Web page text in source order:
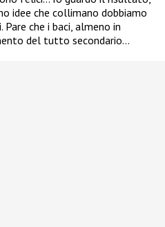
idee che collimano dobbiamo
che i baci, almeno in
del tutto secondario…